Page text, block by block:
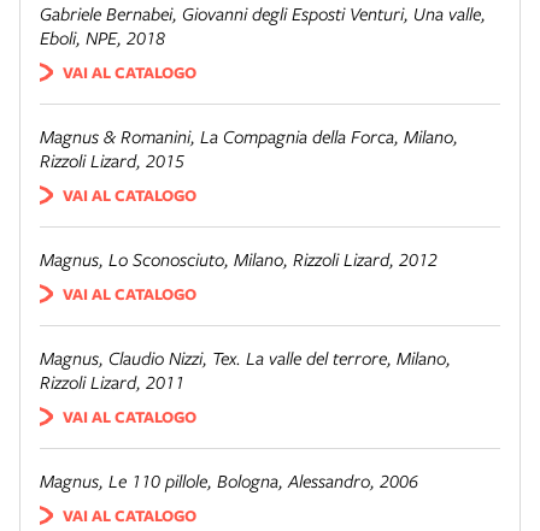
Gabriele Bernabei, Giovanni degli Esposti Venturi, Una valle,
Eboli, NPE, 2018
VAI AL CATALOGO
Magnus & Romanini, La Compagnia della Forca, Milano,
Rizzoli Lizard, 2015
VAI AL CATALOGO
Magnus, Lo Sconosciuto, Milano, Rizzoli Lizard, 2012
VAI AL CATALOGO
Magnus, Claudio Nizzi, Tex. La valle del terrore, Milano,
Rizzoli Lizard, 2011
VAI AL CATALOGO
Magnus, Le 110 pillole, Bologna, Alessandro, 2006
VAI AL CATALOGO